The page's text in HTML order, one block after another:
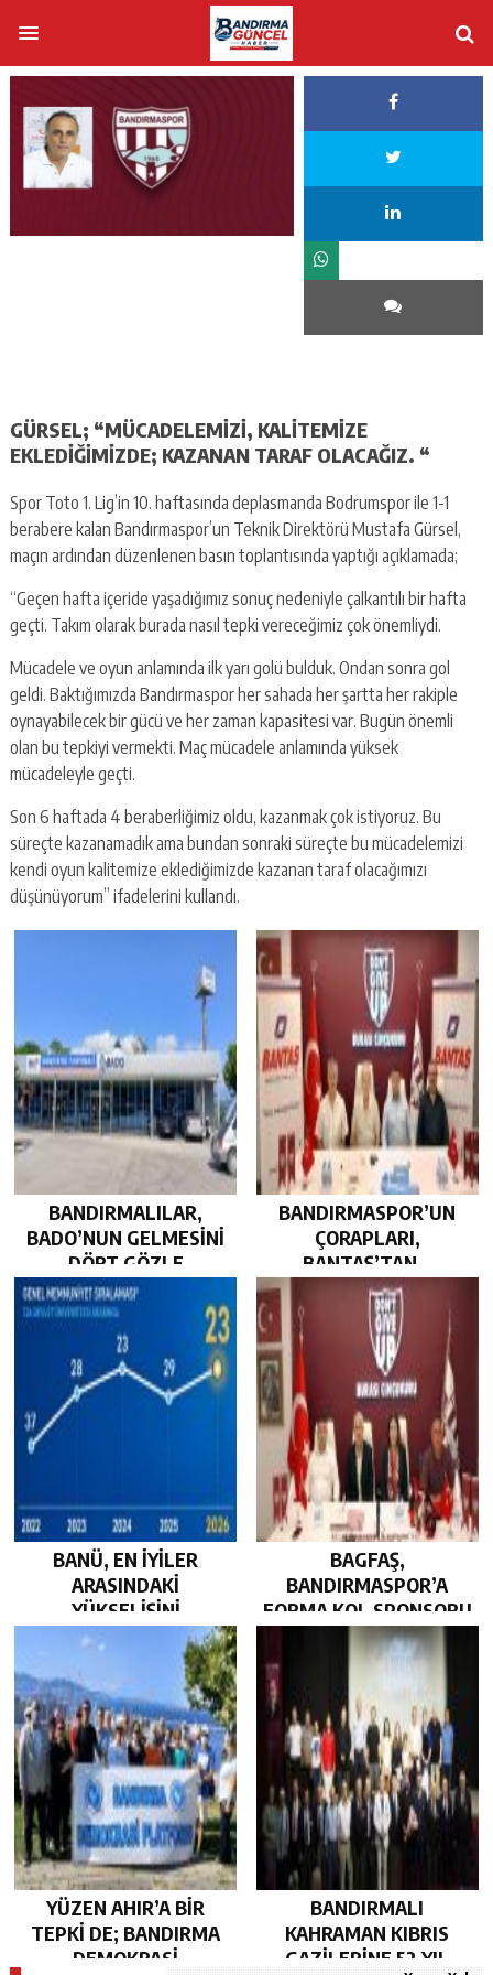
GÜRSEL; “MÜCADELEMİZİ, KALİTEMİZE
EKLEDİĞİMİZDE; KAZANAN TARAF OLACAĞIZ. “
Spor Toto 1. Lig’in 10. haftasında deplasmanda Bodrumspor ile 1-1
berabere kalan Bandırmaspor’un Teknik Direktörü Mustafa Gürsel,
maçın ardından düzenlenen basın toplantısında yaptığı açıklamada;
“Geçen hafta içeride yaşadığımız sonuç nedeniyle çalkantılı bir hafta
geçti. Takım olarak burada nasıl tepki vereceğimiz çok önemliydi.
Mücadele ve oyun anlamında ilk yarı golü bulduk. Ondan sonra gol
geldi. Baktığımızda Bandırmaspor her sahada her şartta her rakiple
oynayabilecek bir gücü ve her zaman kapasitesi var. Bugün önemli
olan bu tepkiyi vermekti. Maç mücadele anlamında yüksek
mücadeleyle geçti.
Son 6 haftada 4 beraberliğimiz oldu, kazanmak çok istiyoruz. Bu
süreçte kazanamadık ama bundan sonraki süreçte bu mücadelemizi
kendi oyun kalitemize eklediğimizde kazanan taraf olacağımızı
düşünüyorum” ifadelerini kullandı.
BANDIRMALILAR,
BADO’NUN GELMESİNİ
DÖRT GÖZLE
BEKLİYOR…
BANDIRMASPOR’UN
ÇORAPLARI,
BANTAŞ’TAN…
BANÜ, EN İYİLER
ARASINDAKİ
YÜKSELİŞİNİ
SÜRDÜRDÜ…
BAGFAŞ,
BANDIRMASPOR’A
FORMA KOL SPONSORU
OLARAK KUCAK AÇTI…
YÜZEN AHIR’A BİR
TEPKİ DE; BANDIRMA
DEMOKRASİ
BANDIRMALI
KAHRAMAN KIBRIS
GAZİLERİNE 52 YIL